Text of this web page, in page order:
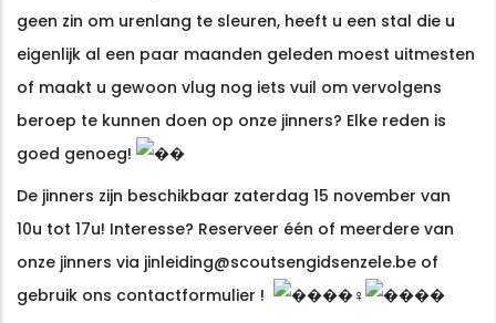
geen zin om urenlang te sleuren, heeft u een stal die u
eigenlijk al een paar maanden geleden moest uitmesten
of maakt u gewoon vlug nog iets vuil om vervolgens
beroep te kunnen doen op onze jinners? Elke reden is
goed genoeg!
De jinners zijn beschikbaar zaterdag 15 november van
10u tot 17u! Interesse? Reserveer één of meerdere van
onze jinners via jinleiding@scoutsengidsenzele.be of
gebruik ons contactformulier !